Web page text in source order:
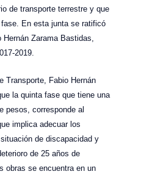
de transporte terrestre y que
En esta junta se ratificó
Hernán Zarama Bastidas,
2019.
Transporte, Fabio Hernán
la quinta fase que tiene una
pesos, corresponde al
implica adecuar los
de discapacidad y
de 25 años de
obras se encuentra en un